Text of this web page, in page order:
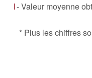
- Valeur moyenne
* Plus les chiffres